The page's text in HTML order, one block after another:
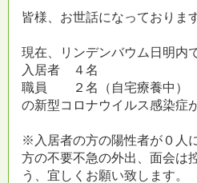
皆様、お世話になっております
現在、リンデンバウム日明内で
入居者 ４名
職員 ２名（自宅療養中）
の新型コロナウイルス感染症
※入居者の方の陽性者が０人
方の不要不急の外出、面会は
う、宜しくお願い致します。